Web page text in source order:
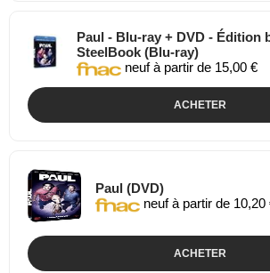
Paul - Blu-ray + DVD - Édition
SteelBook (Blu-ray)
neuf à partir de 15,00 €
ACHETER
Paul (DVD)
neuf à partir de 10,20
ACHETER